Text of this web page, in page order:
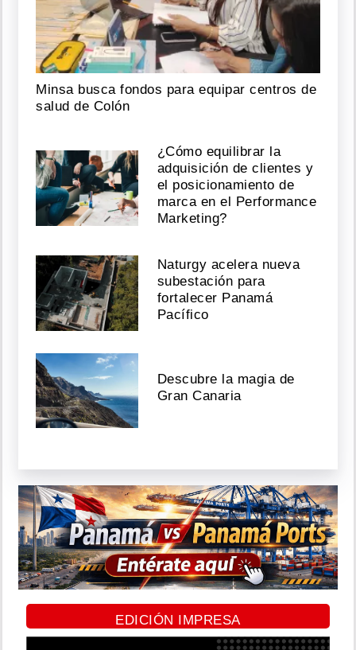
Minsa busca fondos para equipar centros de
salud de Colón
¿Cómo equilibrar la
adquisición de clientes y
el posicionamiento de
marca en el Performance
Marketing?
Naturgy acelera nueva
subestación para
fortalecer Panamá
Pacífico
Descubre la magia de
Gran Canaria
EDICIÓN IMPRESA